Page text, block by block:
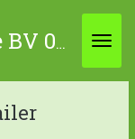
Seegers-Halle BV 0314-631798 / 06-45867034